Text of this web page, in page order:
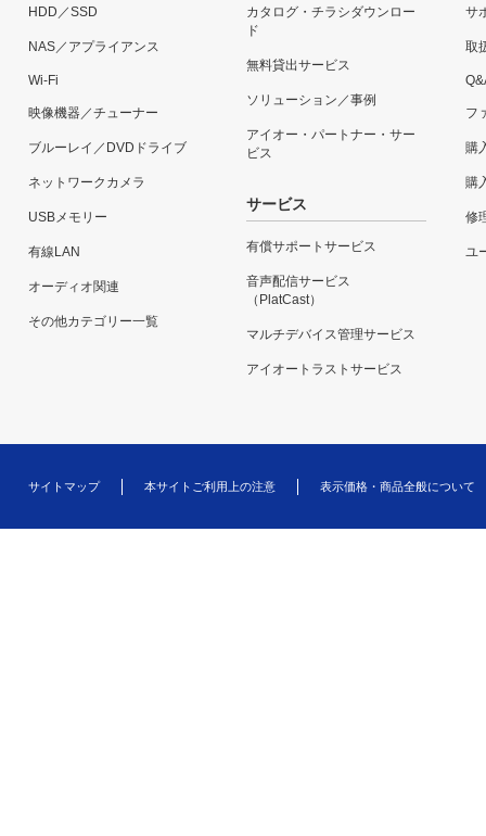
HDD／SSD
NAS／アプライアンス
Wi-Fi
映像機器／チューナー
ブルーレイ／DVDドライブ
ネットワークカメラ
USBメモリー
有線LAN
オーディオ関連
その他カテゴリー一覧
カタログ・チラシダウンロー
ド
無料貸出サービス
ソリューション／事例
アイオー・パートナー・サー
ビス
サービス
有償サポートサービス
音声配信サービス
（PlatCast）
マルチデバイス管理サービス
アイオートラストサービス
サ
取
フ
購
購
修
ユ
サイトマップ 本サイトご利用上の注意 表示価格・商品全般について